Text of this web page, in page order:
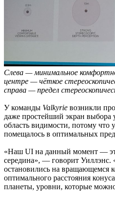
Слева — минимальное
центре — чёткое
справа — предел
У команды Valkyrie возникли
даже простейший экран выбора
область видимости, потому что
помещалось в оптимальных
«Наш UI на данный момент —
середина», — говорит
остановились на вращающемся
оптимального расстояния
планеты, уровни, которые